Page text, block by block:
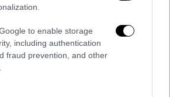
to enable storage
including authentication
fraud prevention, and other
17:13